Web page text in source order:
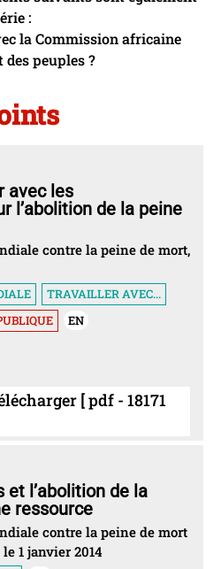
:
la Commission africaine
des peuples ?
avec les
l’abolition de la peine
contre la peine de mort,
TRAVAILLER AVEC...
EN
[ pdf - 18171
l’abolition de la
ressource
contre la peine de mort
1 janvier 2014